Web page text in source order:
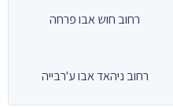
רחוב חוש אבו פרחה
רחוב ניהאד אבו ע'רבייה